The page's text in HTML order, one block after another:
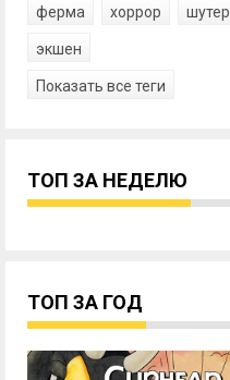
ферма хоррор шутер
экшен
Показать все теги
ТОП ЗА НЕДЕЛЮ
ТОП ЗА ГОД